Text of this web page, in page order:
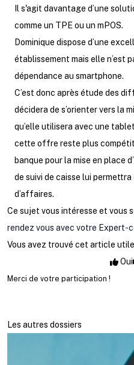
Il s'agit davantage d’une
comme un TPE ou un mPOS.
Dominique dispose d’une
établissement mais elle n’est
dépendance au smartphone.
C’est donc après étude des
décidera de s’orienter vers la
qu’elle utilisera avec une
cette offre reste plus
banque pour la mise en place
de suivi de caisse lui
d’affaires.
Ce sujet vous intéresse et vous
rendez vous avec votre Expert-
Vous avez trouvé cet article
Oui
Merci de votre participation !
Les autres dossiers